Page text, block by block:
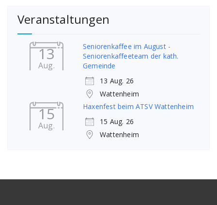
Veranstaltungen
13
Aug.
Seniorenkaffee im August -
Seniorenkaffeeteam der kath.
Gemeinde
13 Aug. 26
Wattenheim
15
Aug.
Haxenfest beim ATSV Wattenheim
15 Aug. 26
Wattenheim